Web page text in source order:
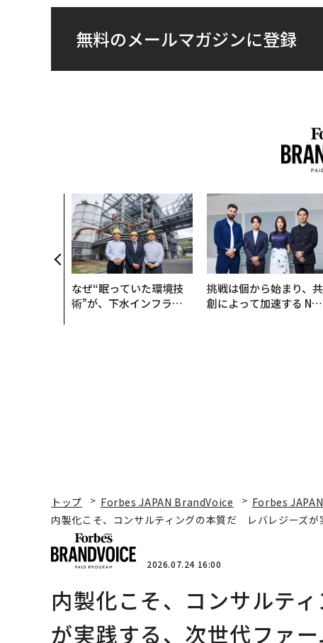
無料のメールマガジンに登録
なぜ“眠っていた環境技
術”が、下水インフラを
挑戦は個から始まり、共
創によって加速する NOR
トップ Forbes JAPAN BrandVoice
Forbes
内製化こそ、コンサルティングの本質だ レバレジーズ
2026.07.24 16:00
内製化こそ、コンサルテ
が実践する、次世代ファ